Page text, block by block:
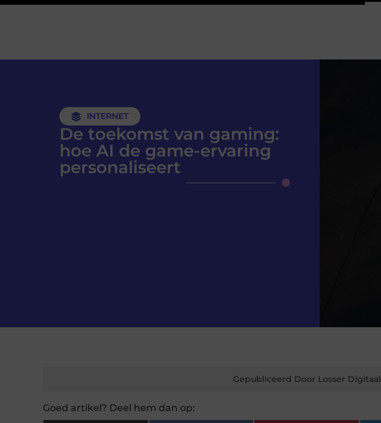
INTERNET
De toekomst van gaming:
hoe AI de game-ervaring
personaliseert
Gepubliceerd Door Losser Digitaal
Goed artikel? Deel hem dan op: